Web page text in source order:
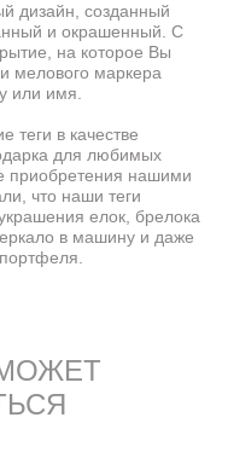
дизайн, созданный
и окрашенный. С
на которое Вы
мелового маркера
или имя.
теги в качестве
для любимых
приобретения нашими
что наши теги
елок, брелока
в машину и даже